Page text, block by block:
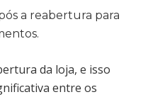
a reabertura para
da loja, e isso
entre os